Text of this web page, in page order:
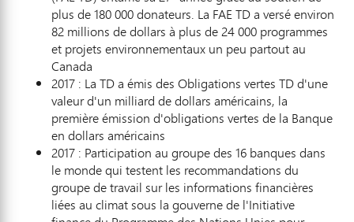
plus de 180 000 donateurs. La FAE TD a versé environ
82 millions de dollars à plus de 24 000 programmes
et projets environnementaux un peu partout au
Canada
2017 : La TD a émis des Obligations vertes TD d'une
valeur d'un milliard de dollars américains, la
première émission d'obligations vertes de la Banque
en dollars américains
2017 : Participation au groupe des 16 banques dans
le monde qui testent les recommandations du
groupe de travail sur les informations financières
liées au climat sous la gouverne de l'Initiative